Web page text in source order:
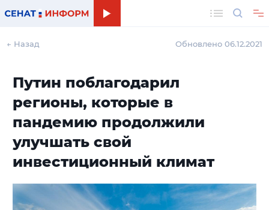
← Назад Обновлено 06.12.2021
Путин поблагодарил
регионы, которые в
пандемию продолжили
улучшать свой
инвестиционный климат